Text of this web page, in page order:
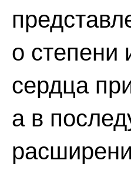
о
сердца
а в